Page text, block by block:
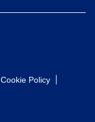
Cookie Policy